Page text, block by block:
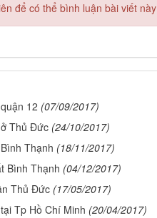
để có thể bình luận bài viết này
12 (07/09/2017)
Thủ Đức (24/10/2017)
Thạnh (18/11/2017)
Bình Thạnh (04/12/2017)
Thủ Đức (17/05/2017)
Tp Hồ Chí Minh (20/04/2017)